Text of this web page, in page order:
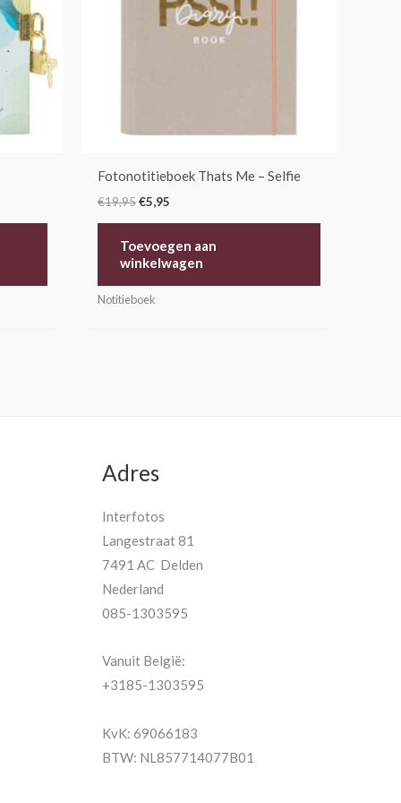
Fotonotitieboek Thats Me – Selfie
€19,95€5,95
Toevoegen aan
winkelwagen
Notitieboek
Adres
Interfotos
Langestraat 81
7491 AC Delden
Nederland
085-1303595
Vanuit België:
+3185-1303595
KvK: 69066183
BTW: NL857714077B01